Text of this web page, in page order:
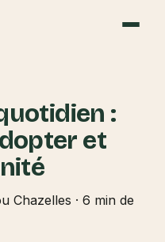
:
et
Chazelles · 6 min de